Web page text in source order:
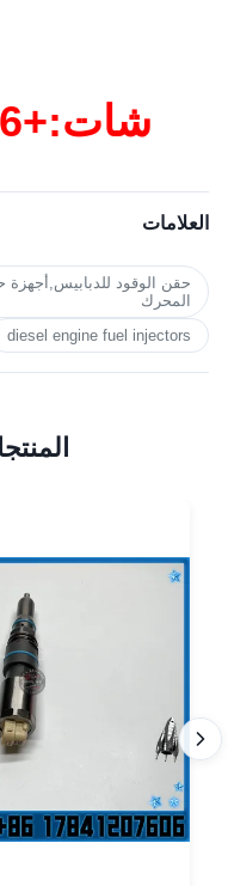
شات:+86
العلامات
حقن الوقود
المحرك
diesel engine fuel injectors